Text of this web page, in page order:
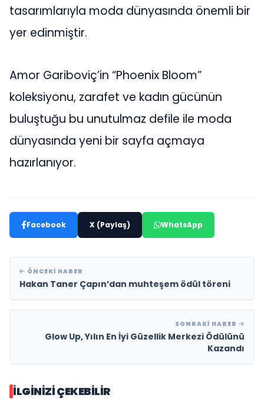
tasarımlarıyla moda dünyasında önemli bir
yer edinmiştir.
Amor Gariboviç’in “Phoenix Bloom”
koleksiyonu, zarafet ve kadın gücünün
buluştuğu bu unutulmaz defile ile moda
dünyasında yeni bir sayfa açmaya
hazırlanıyor.
Facebook X (Paylaş) WhatsApp
ÖNCEKI HABER
Hakan Taner Çapın’dan muhteşem ödül töreni
SONRAKI HABER
Glow Up, Yılın En İyi Güzellik Merkezi Ödülünü
Kazandı
İLGINIZI ÇEKEBILIR